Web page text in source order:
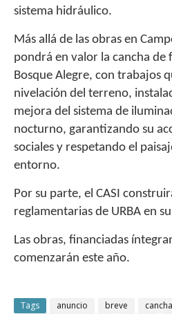
sistema hidráulico.
Más allá de las obras en
pondrá en valor la cancha
Bosque Alegre, con trabajos
nivelación del terreno,
mejora del sistema de
nocturno, garantizando su
sociales y respetando el
entorno.
Por su parte, el CASI
reglamentarias de URBA en
Las obras, financiadas
comenzarán este año.
Tags anuncio breve